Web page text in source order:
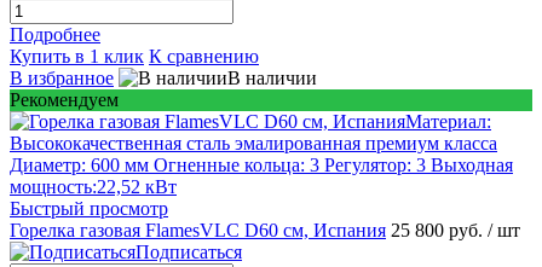
Подробнее
Купить в 1 клик К сравнению
В избранное
В наличии
Рекомендуем
Быстрый просмотр
Горелка газовая FlamesVLC D60 см, Испания 25 800 руб. / шт
Подписаться